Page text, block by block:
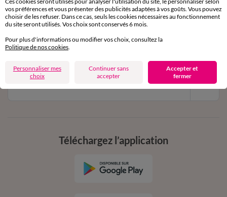
11€ Offerts
en vous inscrivant à la newsletter
Ok
Téléchargez l’application
vos préférences et vous présenter des publicités adaptées à vos goûts. Vous pouvez
choisir de les refuser. Dans ce cas, seuls les cookies nécessaires au fonctionnement
du site seront utilisés. Vos choix sont conservés 6 mois.
Pour plus d'informations ou modifier vos choix, consultez la
Politique de nos cookies
Personnaliser mes
choix
Continuer sans
accepter
Accepter et
fermer